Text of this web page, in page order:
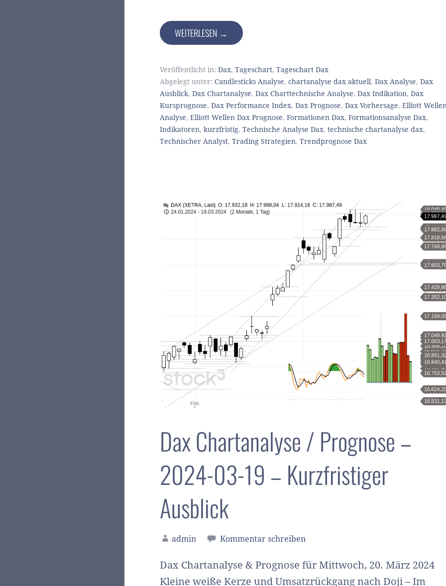
WEITERLESEN →
Veröffentlicht in: Dax, Tageschart, Tageschart Dax
Abgelegt unter: Candlesticks Analyse, chartanalyse dax aktuell, Dax Analyse, Dax
Ausblick, Dax Chartanalyse, Dax Charttechnische Analyse, Dax Indikation, Dax
Kursprognose, Dax Performance Index, Dax Prognose, Dax Vorhersage, Elliott
Analyse, Elliott Wellen Dax Prognose, Formationen Dax, Formationsanalyse Dax,
Indikatoren, kurzfristig, Technische Analyse Dax, technische chartanalyse dax,
Technischer Analyst, Trading Strategien, Trendprognose Dax
Dax Chartanalyse / Prognose –
2024-03-19 – Kurzfristiger
Ausblick
admin Kommentar schreiben
Dax Chartanalyse & Prognose für Mittwoch, 20. März 2024
Kleine weiße Kerze und Umsatzrückgang nach Doji – Im